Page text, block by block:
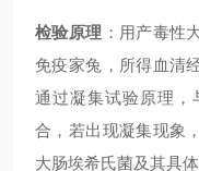
检验原理 ： 用产毒性
免疫家兔，所得血清
通过凝集试验原理，
合，若出现凝集现象
大肠埃希氏菌及其具